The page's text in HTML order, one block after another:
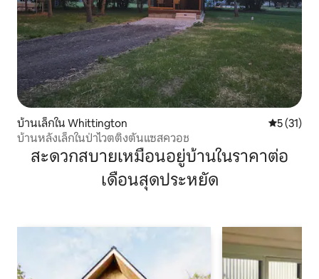
บ้านเล็กใน Whittington คะแนนเฉลี่
5 (31)
บ้านหลังเล็กในป่าไวตติงตันแซสควอช
สะดวกสบายเหมือนอยู่บ้านในราคาต่อ
เดือนสุดประหยัด